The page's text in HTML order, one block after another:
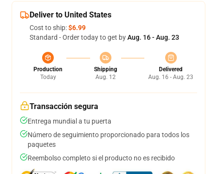
Deliver to United States
Cost to ship:$6.99
Standard - Order today to get byAug. 16 - Aug. 23
Production
Today
Shipping
Aug. 12
Delivered
Aug. 16 - Aug. 23
Transacción segura
Entrega mundial a tu puerta
Número de seguimiento proporcionado para todos los
paquetes
Reembolso completo si el producto no es recibido